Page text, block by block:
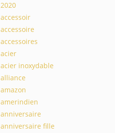
2020
accessoir
accessoire
accessoires
acier
acier inoxydable
alliance
amazon
amerindien
anniversaire
anniversaire fille